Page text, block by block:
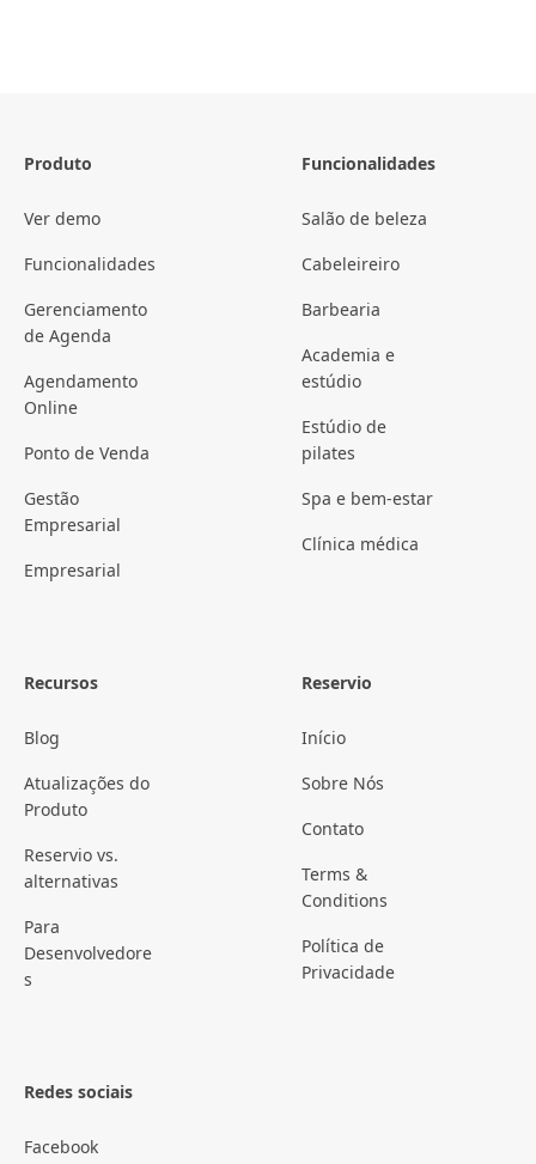
Produto
Ver demo
Funcionalidades
Gerenciamento
de Agenda
Agendamento
Online
Ponto de Venda
Gestão
Empresarial
Empresarial
Funcionalidades
Salão de beleza
Cabeleireiro
Barbearia
Academia e
estúdio
Estúdio de
pilates
Spa e bem-estar
Clínica médica
Recursos
Blog
Atualizações do
Produto
Reservio vs.
alternativas
Para
Desenvolvedore
s
Reservio
Início
Sobre Nós
Contato
Terms &
Conditions
Política de
Privacidade
Redes sociais
Facebook